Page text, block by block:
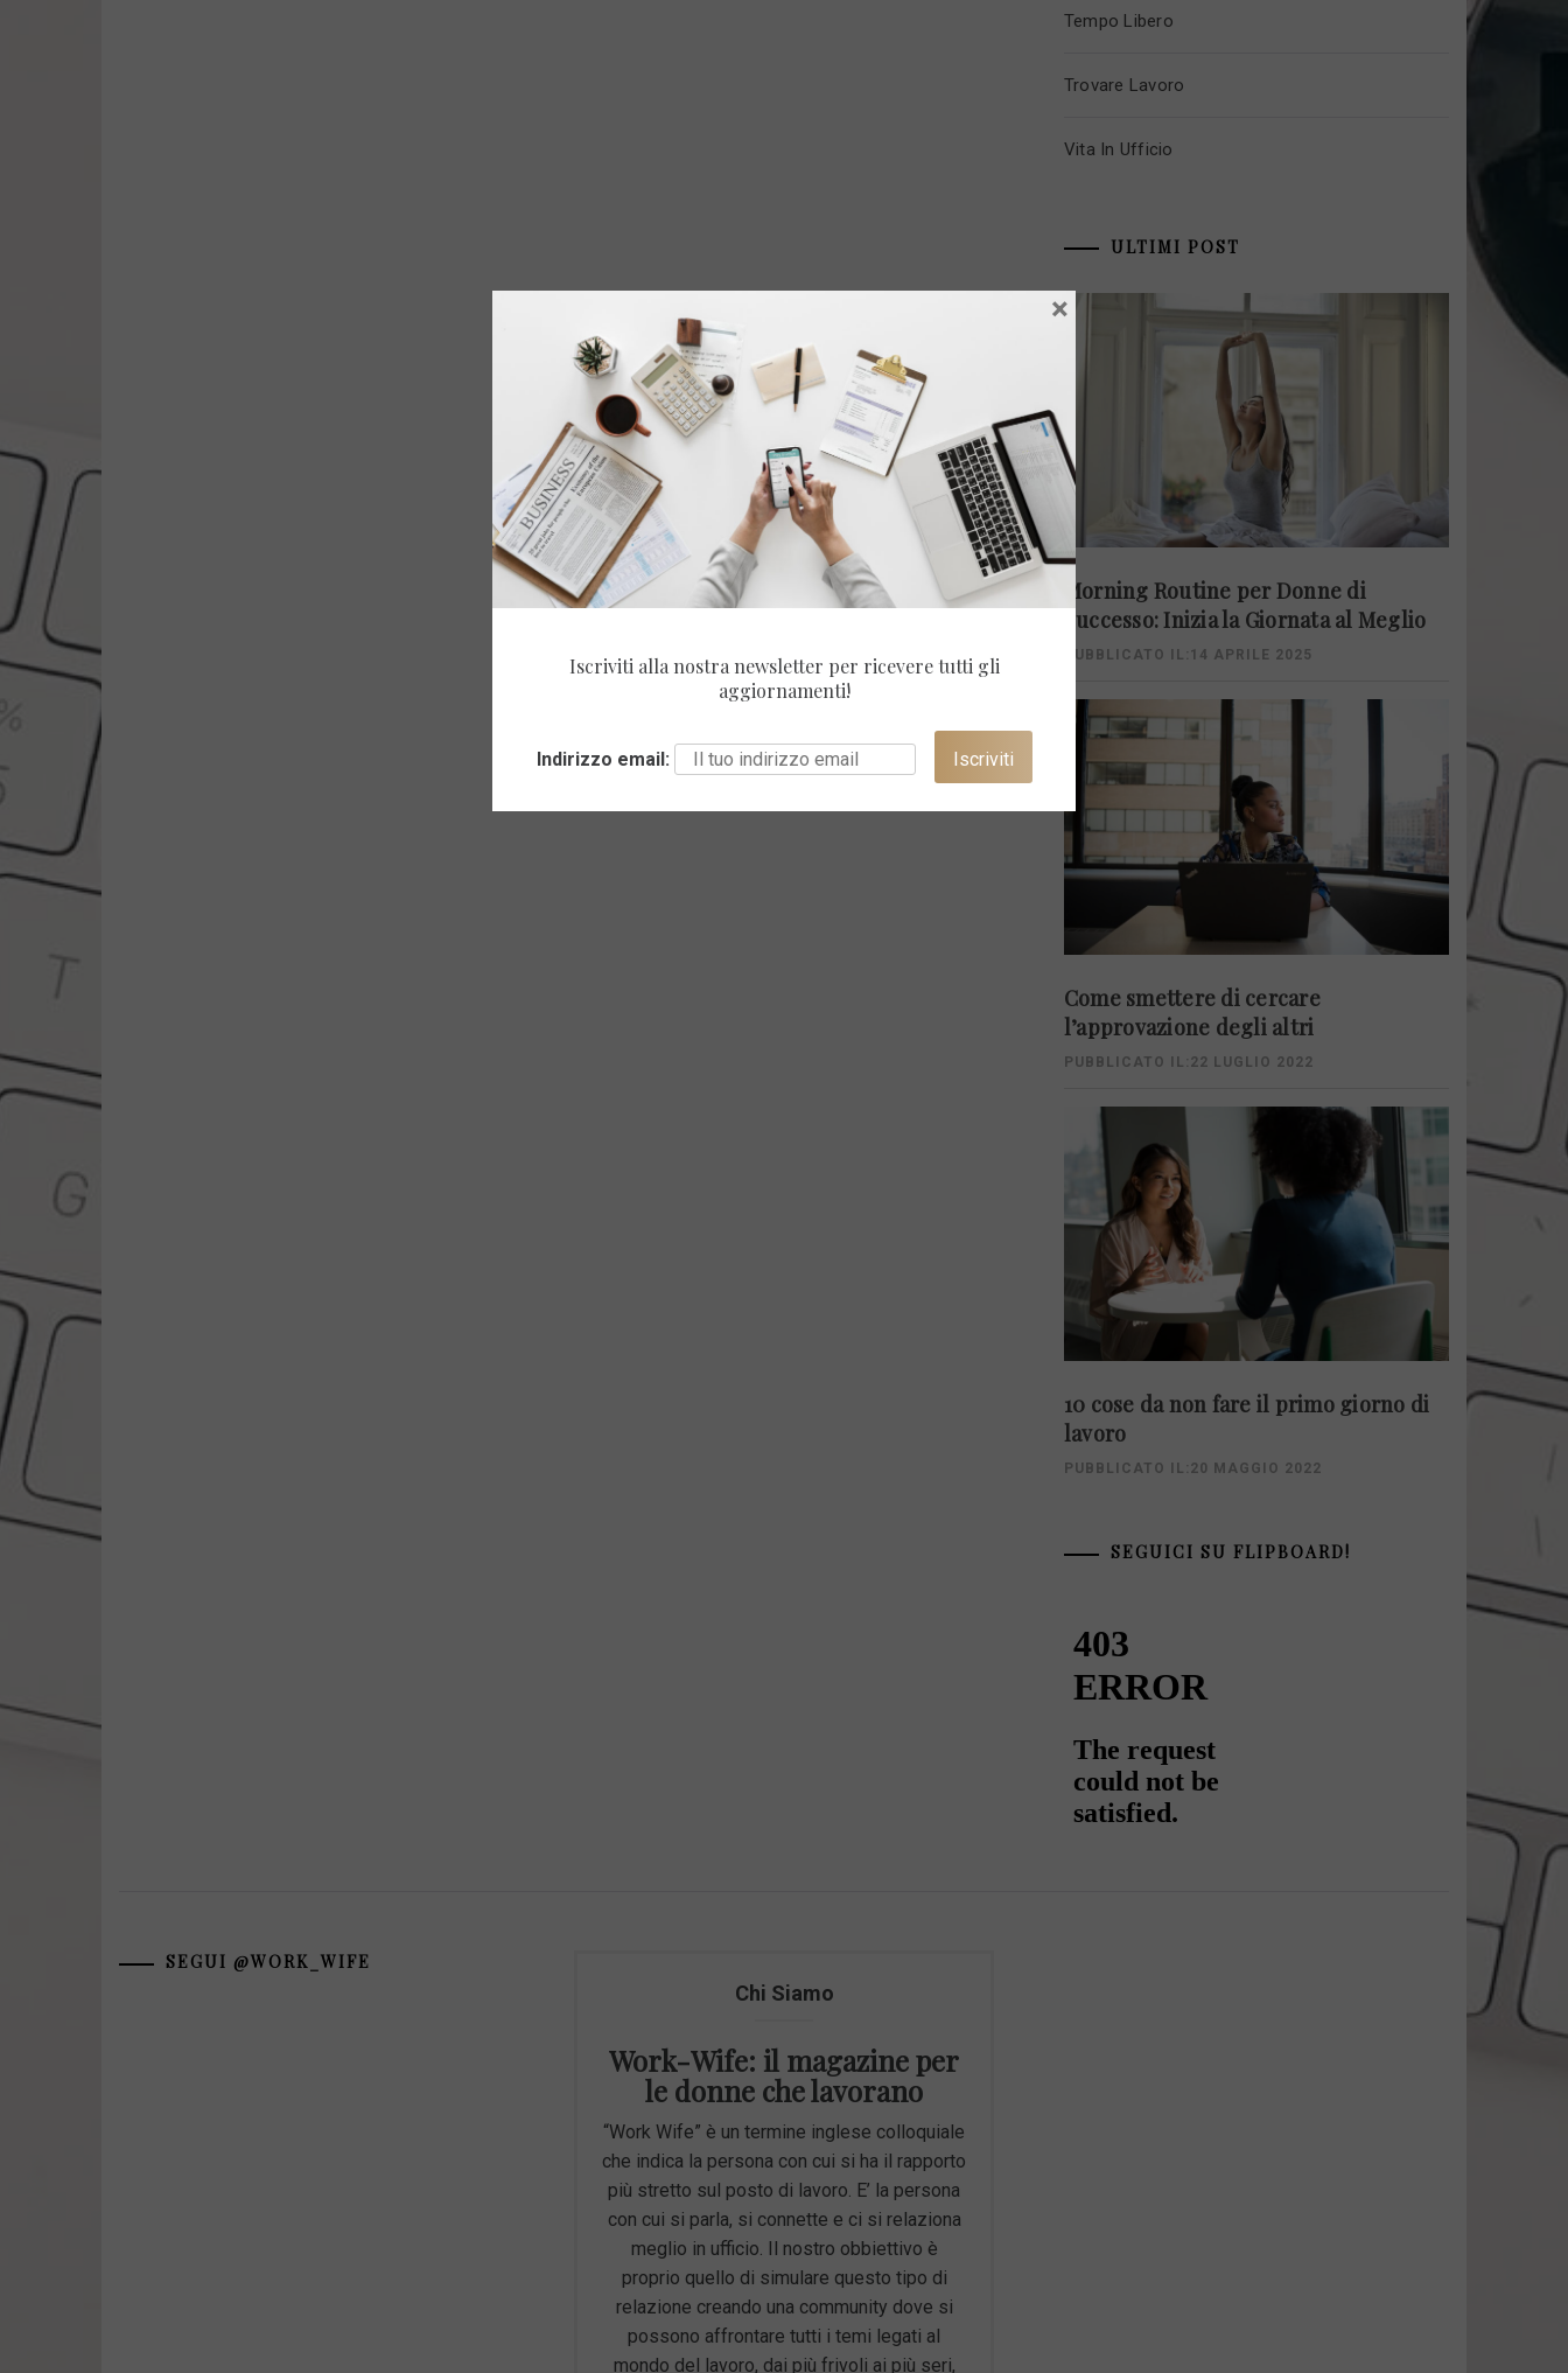
Tempo Libero
Trovare Lavoro
Vita In Ufficio
ULTIMI POST
Morning Routine per Donne di
Successo: Inizia la Giornata al Meglio
PUBBLICATO IL:14 APRILE 2025
Come smettere di cercare
l’approvazione degli altri
PUBBLICATO IL:22 LUGLIO 2022
10 cose da non fare il primo giorno di
lavoro
PUBBLICATO IL:20 MAGGIO 2022
SEGUICI SU FLIPBOARD!
SEGUI @WORK_WIFE
Chi Siamo
Work-Wife: il magazine per
le donne che lavorano
“Work Wife” è un termine inglese colloquiale
che indica la persona con cui si ha il rapporto
più stretto sul posto di lavoro. E’ la persona
con cui si parla, si connette e ci si relaziona
meglio in ufficio. Il nostro obbiettivo è
proprio quello di simulare questo tipo di
relazione creando una community dove si
possono affrontare tutti i temi legati al
mondo del lavoro, dai più frivoli ai più seri,
Iscriviti alla nostra newsletter per ricevere tutti gli
aggiornamenti!
Indirizzo email:
×